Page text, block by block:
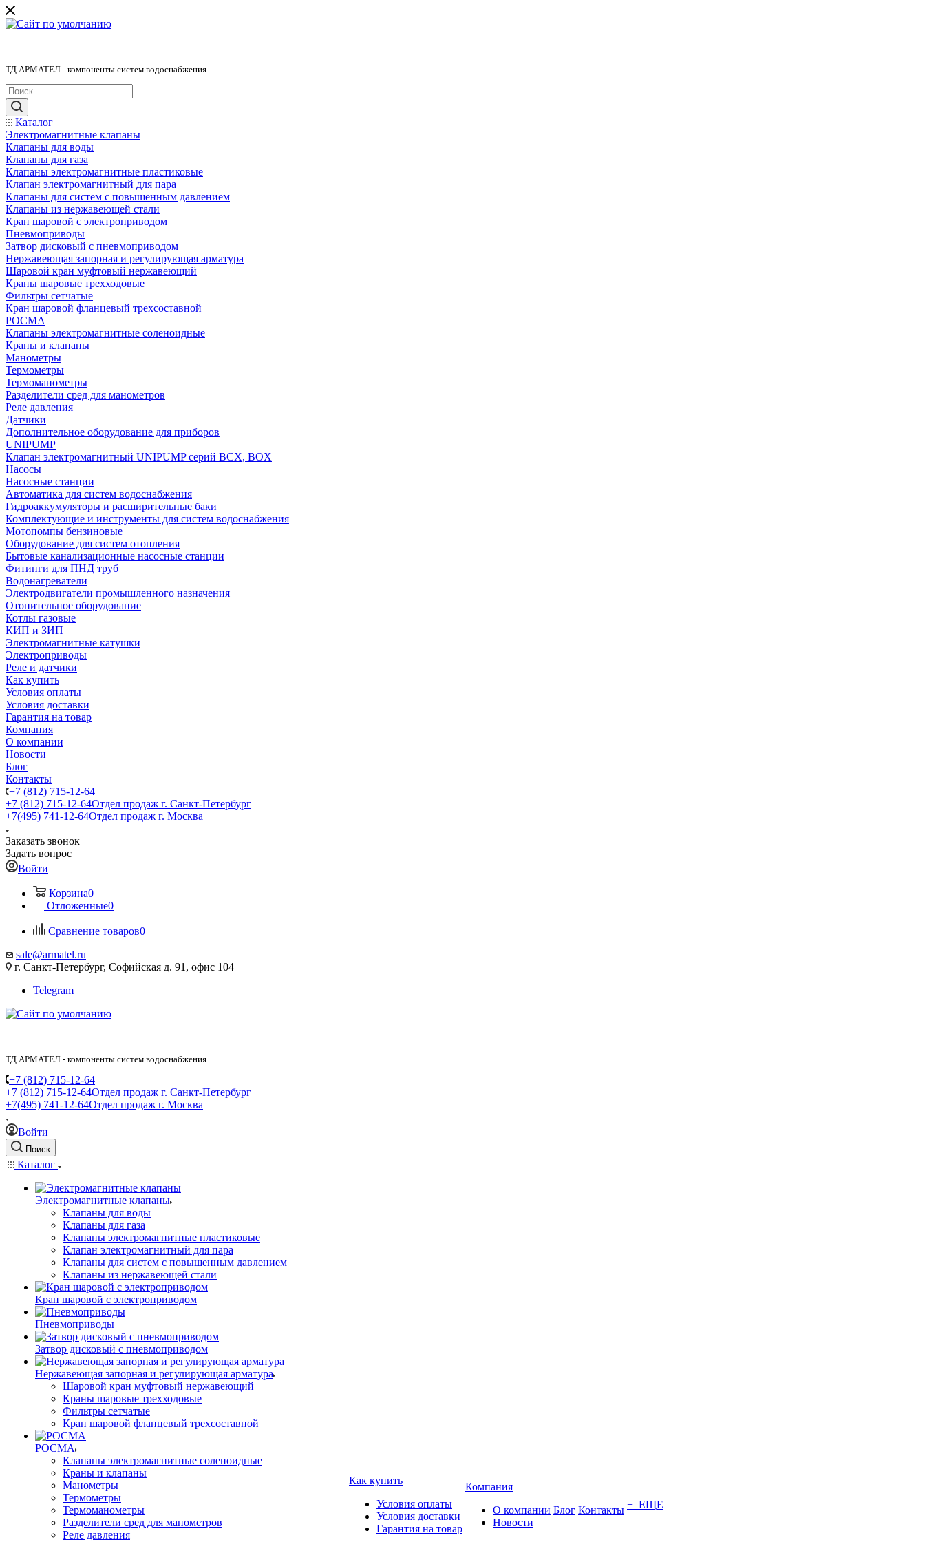
ТД АРМАТЕЛ - компоненты систем водоснабжения
Каталог
Электромагнитные клапаны
Клапаны для воды
Клапаны для газа
Клапаны электромагнитные пластиковые
Клапан электромагнитный для пара
Клапаны для систем с повышенным давлением
Клапаны из нержавеющей стали
Кран шаровой с электроприводом
Пневмоприводы
Затвор дисковый с пневмоприводом
Нержавеющая запорная и регулирующая арматура
Шаровой кран муфтовый нержавеющий
Краны шаровые трехходовые
Фильтры сетчатые
Кран шаровой фланцевый трехсоставной
РОСМА
Клапаны электромагнитные соленоидные
Краны и клапаны
Манометры
Термометры
Термоманометры
Разделители сред для манометров
Реле давления
Датчики
Дополнительное оборудование для приборов
UNIPUMP
Клапан электромагнитный UNIPUMP серий BCX, BOX
Насосы
Насосные станции
Автоматика для систем водоснабжения
Гидроаккумуляторы и расширительные баки
Комплектующие и инструменты для систем водоснабжения
Мотопомпы бензиновые
Оборудование для систем отопления
Бытовые канализационные насосные станции
Фитинги для ПНД труб
Водонагреватели
Электродвигатели промышленного назначения
Отопительное оборудование
Котлы газовые
КИП и ЗИП
Электромагнитные катушки
Электроприводы
Реле и датчики
Как купить
Условия оплаты
Условия доставки
Гарантия на товар
Компания
О компании
Новости
Блог
Контакты
+7 (812) 715-12-64
+7 (812) 715-12-64Отдел продаж г. Санкт-Петербург
+7(495) 741-12-64Отдел продаж г. Москва
Заказать звонок
Задать вопрос
Войти
Корзина0
Отложенные0
Сравнение товаров0
sale@armatel.ru
г. Санкт-Петербург, Софийская д. 91, офис 104
Telegram
ТД АРМАТЕЛ - компоненты систем водоснабжения
+7 (812) 715-12-64
+7 (812) 715-12-64Отдел продаж г. Санкт-Петербург
+7(495) 741-12-64Отдел продаж г. Москва
Войти
Поиск
Каталог
Электромагнитные клапаны
Клапаны для воды
Клапаны для газа
Клапаны электромагнитные пластиковые
Клапан электромагнитный для пара
Клапаны для систем с повышенным давлением
Клапаны из нержавеющей стали
Кран шаровой с электроприводом
Пневмоприводы
Затвор дисковый с пневмоприводом
Нержавеющая запорная и регулирующая арматура
Шаровой кран муфтовый нержавеющий
Краны шаровые трехходовые
Фильтры сетчатые
Кран шаровой фланцевый трехсоставной
РОСМА
Клапаны электромагнитные соленоидные
Краны и клапаны
Манометры
Термометры
Термоманометры
Разделители сред для манометров
Реле давления
Как купить
Условия оплаты
Условия доставки
Гарантия на товар
Компания
О компании
Новости
Блог Контакты + ЕЩЕ